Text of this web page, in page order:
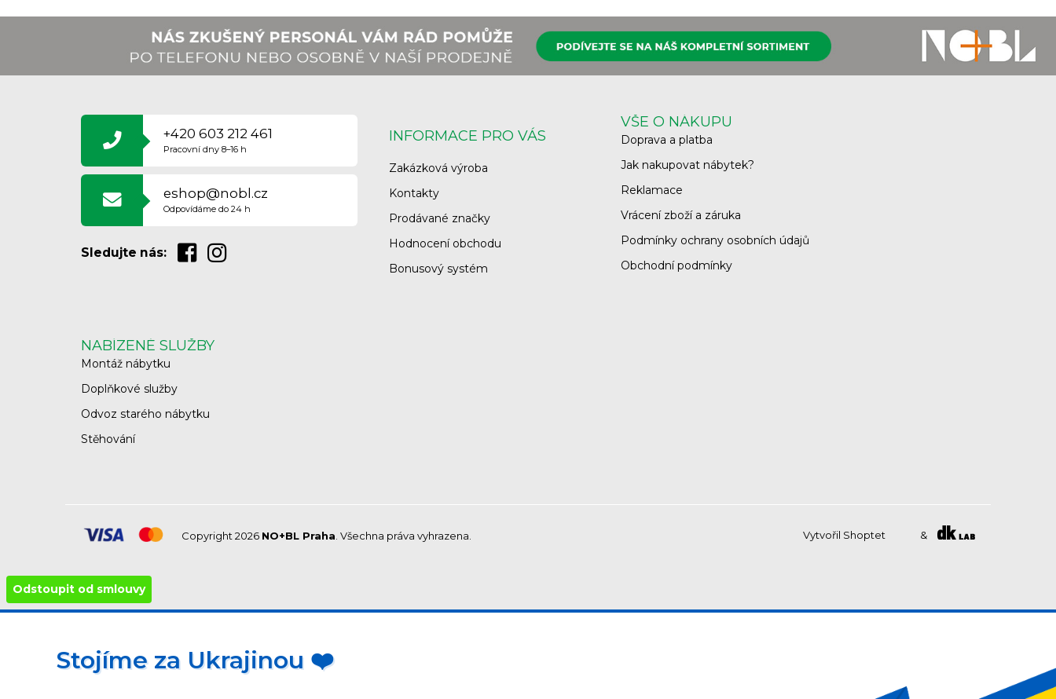
+420 603 212 461
Pracovní dny 8–16 h
eshop@nobl.cz
Odpovídáme do 24 h
Sledujte nás:
INFORMACE PRO VÁS
Zakázková výroba
Kontakty
Prodávané značky
Hodnocení obchodu
Bonusový systém
VŠE O NÁKUPU
Doprava a platba
Jak nakupovat nábytek?
Reklamace
Vrácení zboží a záruka
Podmínky ochrany osobních údajů
Obchodní podmínky
NABÍZENÉ SLUŽBY
Montáž nábytku
Doplňkové služby
Odvoz starého nábytku
Stěhování
Vytvořil Shoptet &
Copyright 2026 NO+BL Praha . Všechna práva vyhrazena.
Odstoupit od smlouvy
Stojíme za Ukrajinou ❤️